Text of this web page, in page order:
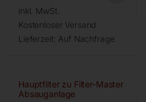
inkl. MwSt.
Kostenloser Versand
Lieferzeit: Auf Nachfrage
Hauptfilter zu Filter-Master
Absauganlage